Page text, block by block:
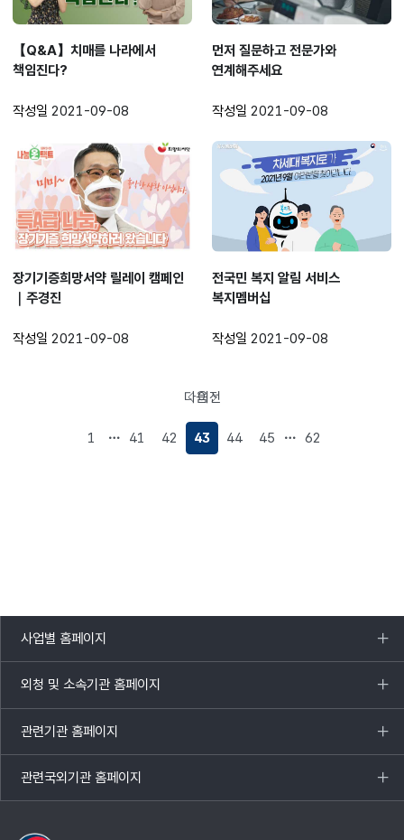
【Q&A】치매를 나라에서
책임진다?
작성일 2021-09-08
먼저 질문하고 전문가와
연계해주세요
작성일 2021-09-08
장기기증희망서약 릴레이 캠페인
｜주경진
작성일 2021-09-08
전국민 복지 알림 서비스
복지멤버십
작성일 2021-09-08
이전
페이지로
이동
1 41 42 43 44 45 62
다음페이지로
이동
사업별 홈페이지
목록
열기
외청 및 소속기관 홈페이지
목록
열기
관련기관 홈페이지
목록
열기
관련국외기관 홈페이지
목록
열기